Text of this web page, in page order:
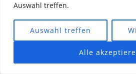
Auswahl treffen.
Auswahl treffen
Alle
Böblingen